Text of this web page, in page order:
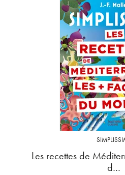
Les recettes de
d…